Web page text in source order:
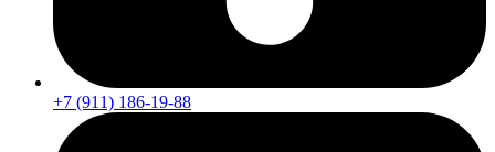
+7 (911) 186-19-88